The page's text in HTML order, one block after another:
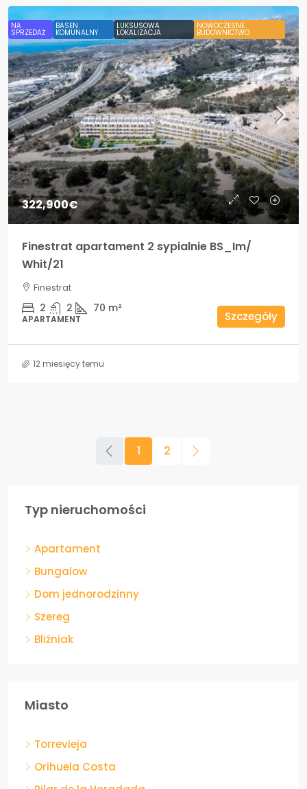
NA
SPRZEDAŻ
BASEN
KOMUNALNY
LUKSUSOWA
LOKALIZACJA
NOWOCZESNE
BUDOWNICTWO
322,900€
Finestrat apartament 2 sypialnie BS_Im/
Whit/21
Finestrat
2 2 70 m²
APARTAMENT Szczegóły
12 miesięcy temu
1 2
Typ nieruchomości
Apartament
Bungalow
Dom jednorodzinny
Szereg
Bliźniak
Miasto
Torrevieja
Orihuela Costa